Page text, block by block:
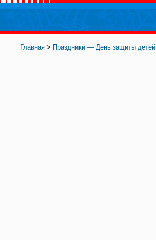
Главная > Праздники — День защиты детей